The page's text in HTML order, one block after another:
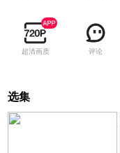
超清画质 评论
选集